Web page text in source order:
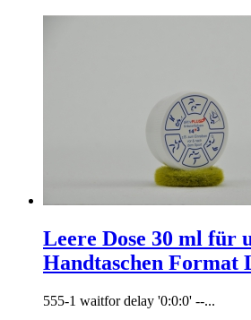
Leere Dose 30 ml für
Handtaschen Format
555-1 waitfor delay '0:0:0' --...